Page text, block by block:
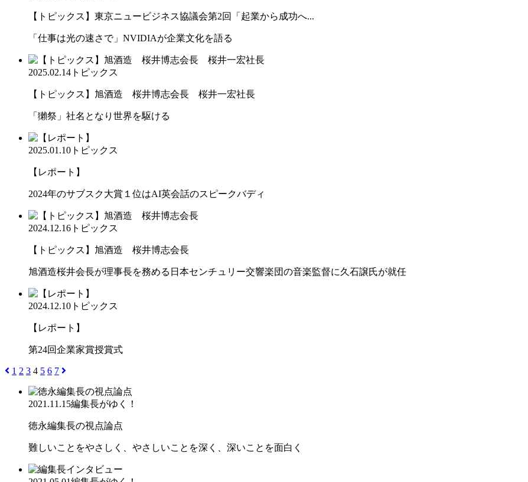
【トピックス】東京ニュービジネス協議会第2回「起業から成功へ...
「仕事は光の速さで」NVIDIAが企業文化を語る
2025.02.14 トピックス
【トピックス】旭酒造 桜井博志会長 桜井一宏社長
「獺祭」社名となり世界を駆ける
2025.01.10 トピックス
【レポート】
2024年のサブスク大賞１位はAI英会話のスピークバディ
2024.12.16 トピックス
【トピックス】旭酒造 桜井博志会長
旭酒造桜井会長が理事長を務める日本センチュリー交響楽団の音楽監督に久石譲氏が就任
2024.12.10 トピックス
【レポート】
第24回企業家賞授賞式
1 2 3 4 5 6 7
2021.11.15編集長がゆく！
徳永編集長の視点論点
難しいことをやさしく、やさしいことを深く、深いことを面白く